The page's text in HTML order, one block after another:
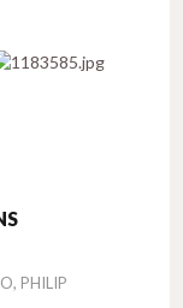
PHILIP